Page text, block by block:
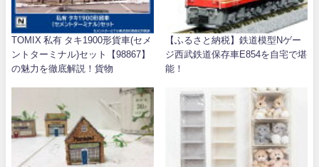
TOMIX 私有 タキ1900形貨車(セメ
ントターミナル)セット【98867】
の魅力を徹底解説！貨物
【ふるさと納税】鉄道模型Nゲー
ジ西武鉄道保存車E854を自宅で堪
能！